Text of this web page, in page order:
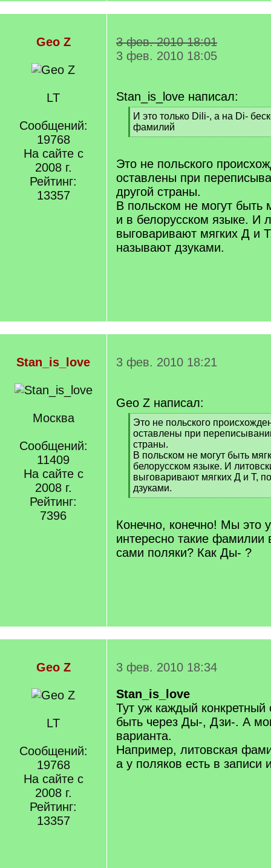
Geo Z
LT
Сообщений:
19768
На сайте с
2008 г.
Рейтинг:
13357
3 фев. 2010 18:01
3 фев. 2010 18:05
Stan_is_love написал:
[
q
]
И это только Dili-, а на Di-
фамилий
[
q
]
Это не польского
оставлены при
другой страны.
В польском не могут быть
и в белорусском языке. И
выговаривают мягких Д и
называют дзуками.
Stan_is_love
Москва
Сообщений:
11409
На сайте с
2008 г.
Рейтинг:
7396
3 фев. 2010 18:21
Geo Z написал:
[
q
]
Это не польского
оставлены при
страны.
В польском не могут быть
белорусском языке. И
выговаривают мягких Д и Т,
дзуками.
[
q
]
Конечно, конечно! Мы это
интересно такие фамилии
сами поляки? Как Ды- ?
Geo Z
LT
Сообщений:
19768
На сайте с
2008 г.
Рейтинг:
13357
3 фев. 2010 18:34
Stan_is_love
Тут уж каждый конкретный
быть через Ды-, Дзи-. А
варианта.
Например, литовская
а у поляков есть в